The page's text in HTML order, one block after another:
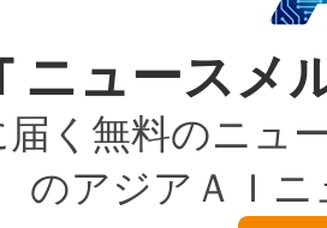
能性もあります
～4億ドルかか
者（CEO）であ
fully-connected
用可能な電力容
貢献します。こ
契約（SLA）違
劣化によるダウ
ポットにより、
豊かなディテー
範囲を検出
ーザーを搭載。
ニュース
く無料のニュ
のアジアＡＩ